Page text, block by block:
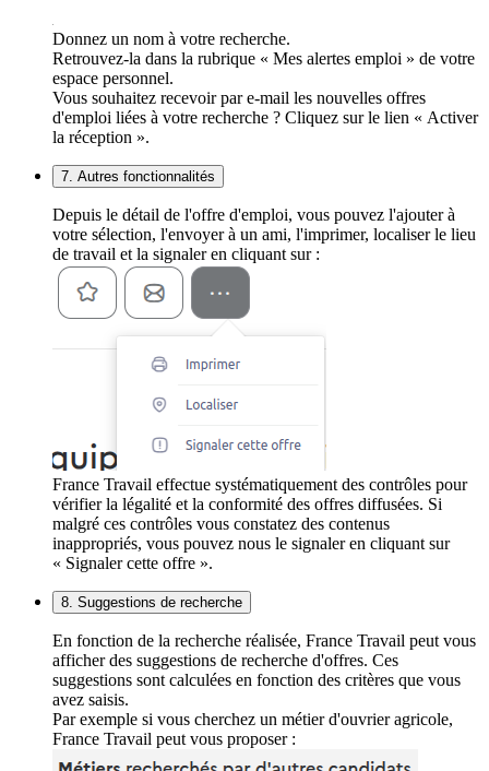
Donnez un nom à votre recherche.
Retrouvez-la dans la rubrique « Mes alertes emploi » de votre
espace personnel.
Vous souhaitez recevoir par e-mail les nouvelles offres
d'emploi liées à votre recherche ? Cliquez sur le lien « Activer
la réception ».
7. Autres fonctionnalités
Depuis le détail de l'offre d'emploi, vous pouvez l'ajouter à
votre sélection, l'envoyer à un ami, l'imprimer, localiser le lieu
de travail et la signaler en cliquant sur :
France Travail effectue systématiquement des contrôles pour
vérifier la légalité et la conformité des offres diffusées. Si
malgré ces contrôles vous constatez des contenus
inappropriés, vous pouvez nous le signaler en cliquant sur
« Signaler cette offre ».
8. Suggestions de recherche
En fonction de la recherche réalisée, France Travail peut vous
afficher des suggestions de recherche d'offres. Ces
suggestions sont calculées en fonction des critères que vous
avez saisis.
Par exemple si vous cherchez un métier d'ouvrier agricole,
France Travail peut vous proposer :